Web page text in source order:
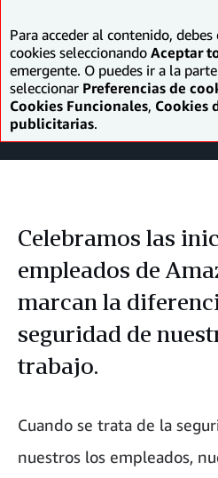
Para acceder al contenido,
cookies seleccionando Aceptar
emergente. O puedes ir a la
seleccionar Preferencias de
Cookies Funcionales, Cookies
publicitarias.
Celebramos las
empleados de
marcan la
seguridad de
trabajo.
Cuando se trata de la
nuestros los empleados,